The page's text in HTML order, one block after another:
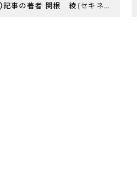
事の著者 関根 綾(セキネ